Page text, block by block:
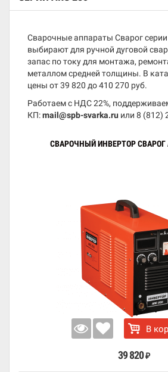
Сварочные аппараты Сварог серии
выбирают для ручной дуговой
запас по току для монтажа,
металлом средней толщины. В
цены от 39 820 до 410 270 руб.
Работаем с НДС 22%,
КП:mail@spb-svarka.ru или 8 (812)
СВАРОЧНЫЙ ИНВЕРТОР СВАРОГ
В
39 820 ₽